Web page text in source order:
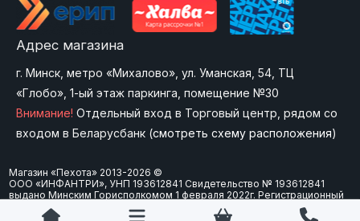
Адрес магазина
г. Минск, метро «Михалово», ул. Уманская, 54, ТЦ
«Глобо», 1-ый этаж паркинга, помещение №30
Внимание! Отдельный вход в Торговый центр, рядом со
входом в Беларусбанк (смотреть схему расположения)
Магазин «Пехота» 2013-2026 ©
ООО «ИНФАНТРИ», УНП 193612841 Свидетельство № 193612841
выдано Минским Горисполкомом 1 февраля 2022г. Регистрационный
номер в Торговом реестре Республики Беларусь: 573747 от 15
февраля 2024 г. Юр. адрес: 220092 г.Минск, ул. Болеслава Берута, д.